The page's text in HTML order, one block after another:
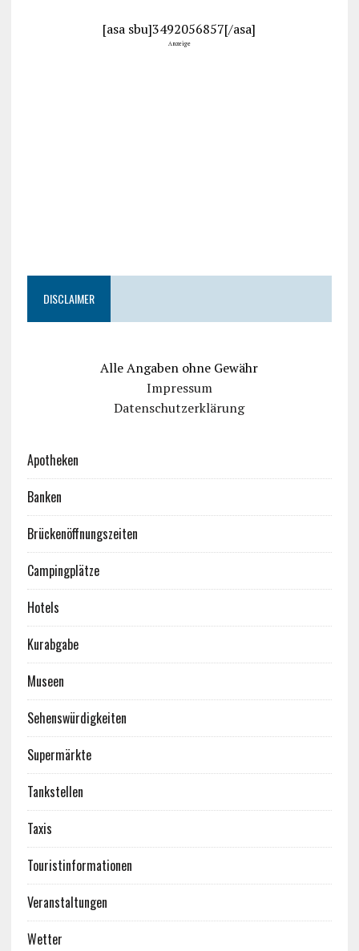
[asa sbu]3492056857[/asa]
Anzeige
DISCLAIMER
Alle Angaben ohne Gewähr
Impressum
Datenschutzerklärung
Apotheken
Banken
Brückenöffnungszeiten
Campingplätze
Hotels
Kurabgabe
Museen
Sehenswürdigkeiten
Supermärkte
Tankstellen
Taxis
Touristinformationen
Veranstaltungen
Wetter